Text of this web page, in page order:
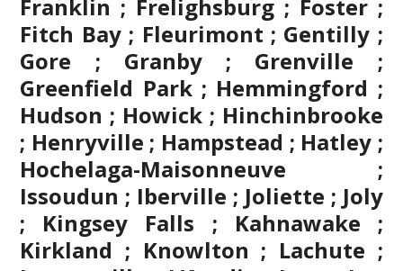
Franklin ; Frelighsburg ; Foster ;
Fitch Bay ; Fleurimont ; Gentilly ;
Gore ; Granby; Grenville ;
Greenfield Park ; Hemmingford ;
Hudson ; Howick ; Hinchinbrooke
; Henryville ; Hampstead ; Hatley ;
Hochelaga-Maisonneuve ;
Issoudun ; Iberville ; Joliette ; Joly
; Kingsey Falls ; Kahnawake ;
Kirkland ; Knowlton ; Lachute ;